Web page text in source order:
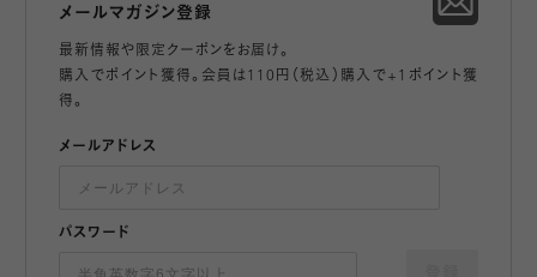
メールマガジン登録
最新情報や限定クーポンをお届け。
購入でポイント獲得。会員は110円（税込）購入で+1ポイント獲
得。
メールアドレス
パスワード